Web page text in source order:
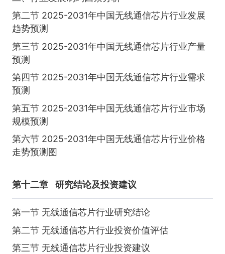
第二节 2025-2031年中国无线通信芯片行业发展
趋势预测
第三节 2025-2031年中国无线通信芯片行业产量
预测
第四节 2025-2031年中国无线通信芯片行业需求
预测
第五节 2025-2031年中国无线通信芯片行业市场
规模预测
第六节 2025-2031年中国无线通信芯片行业价格
走势预测图
第十二章 研究结论及投资建议
第一节 无线通信芯片行业研究结论
第二节 无线通信芯片行业投资价值评估
第三节 无线通信芯片行业投资建议